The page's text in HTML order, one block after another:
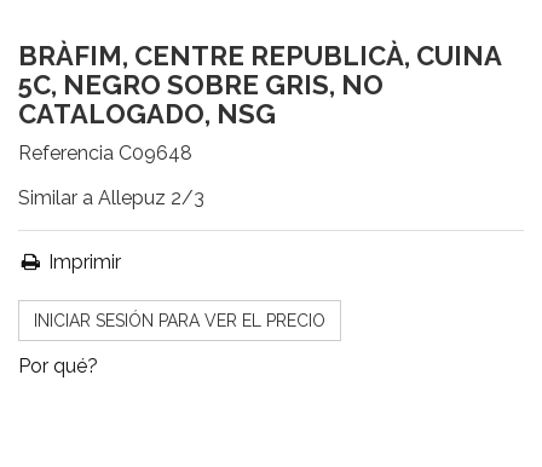
BRÀFIM, CENTRE REPUBLICÀ, CUINA
5C, NEGRO SOBRE GRIS, NO
CATALOGADO, NSG
Referencia C09648
Similar a Allepuz 2/3
Imprimir
INICIAR SESIÓN PARA VER EL PRECIO
Por qué?